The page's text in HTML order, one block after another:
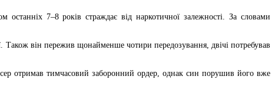
7–8 років страждає від наркотичної залежності. За словами
Також він пережив щонайменше чотири передозування, двічі потребував
отримав тимчасовий заборонний ордер, однак син порушив його вже